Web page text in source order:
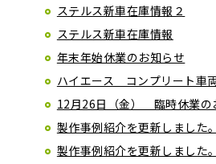
ステルス新車在庫情報２
ステルス新車在庫情報
年末年始休業のお知らせ
ハイエース コンプリート車
12月26日（金） 臨時休業の
製作事例紹介を更新しました。
製作事例紹介を更新しました。